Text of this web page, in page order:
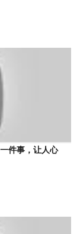
件事，让人心